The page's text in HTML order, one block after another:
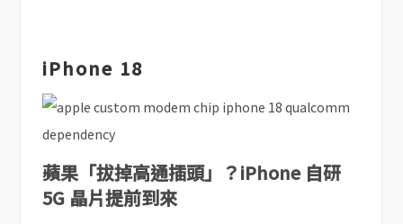
iPhone 18
蘋果「拔掉高通插頭」？iPhone 自研
5G 晶片提前到來